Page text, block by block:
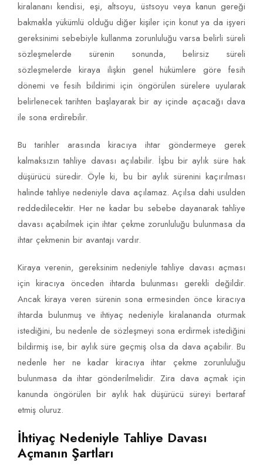
kiralananı kendisi, eşi, altsoyu, üstsoyu veya kanun gereği
bakmakla yükümlü olduğu diğer kişiler için konut ya da işyeri
gereksinimi sebebiyle kullanma zorunluluğu varsa belirli süreli
sözleşmelerde sürenin sonunda, belirsiz süreli
sözleşmelerde kiraya ilişkin genel hükümlere göre fesih
dönemi ve fesih bildirimi için öngörülen sürelere uyularak
belirlenecek tarihten başlayarak bir ay içinde açacağı dava
ile sona erdirebilir.
Bu tarihler arasında kiracıya ihtar göndermeye gerek
kalmaksızın tahliye davası açılabilir. İşbu bir aylık süre hak
düşürücü süredir. Öyle ki, bu bir aylık sürenini kaçırılması
halinde tahliye nedeniyle dava açılamaz. Açılsa dahi usulden
reddedilecektir. Her ne kadar bu sebebe dayanarak tahliye
davası açabilmek için ihtar çekme zorunluluğu bulunmasa da
ihtar çekmenin bir avantajı vardır.
Kiraya verenin, gereksinim nedeniyle tahliye davası açması
için kiracıya önceden ihtarda bulunması gerekli değildir.
Ancak kiraya veren sürenin sona ermesinden önce kiracıya
ihtarda bulunmuş ve ihtiyaç nedeniyle kiralananda oturmak
istediğini, bu nedenle de sözleşmeyi sona erdirmek istediğini
bildirmiş ise, bir aylık süre geçmiş olsa da dava açabilir. Bu
nedenle her ne kadar kiracıya ihtar çekme zorunluluğu
bulunmasa da ihtar gönderilmelidir. Zira dava açmak için
kanunda öngörülen bir aylık hak düşürücü süreyi bertaraf
etmiş oluruz.
İhtiyaç Nedeniyle Tahliye Davası
Açmanın Şartları